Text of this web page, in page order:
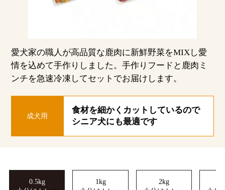
愛犬家の職人が高品質な鹿肉に新鮮野菜をMIXし愛
情を込めて手作りしました。手作りフードと鹿肉ミ
ンチを急速冷凍してセットでお届けします。
成犬用
食材を細かくカットしているので
シニア犬にも最適です
0.5kg
1kg
2kg